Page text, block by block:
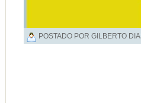
POSTADO POR GILBERTO